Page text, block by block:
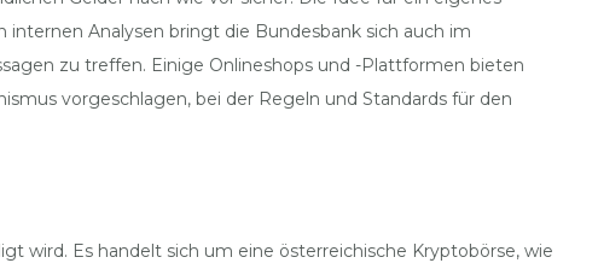
Analysen bringt die Bundesbank sich auch im
zu treffen. Einige Onlineshops und -Plattformen bieten
vorgeschlagen, bei der Regeln und Standards für den
wird. Es handelt sich um eine österreichische Kryptobörse, wie